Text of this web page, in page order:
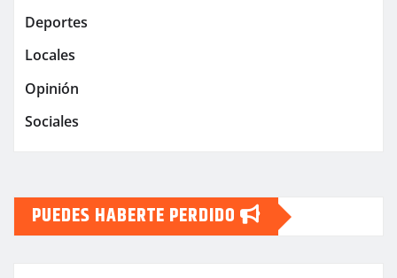
Deportes
Locales
Opinión
Sociales
PUEDES HABERTE PERDIDO